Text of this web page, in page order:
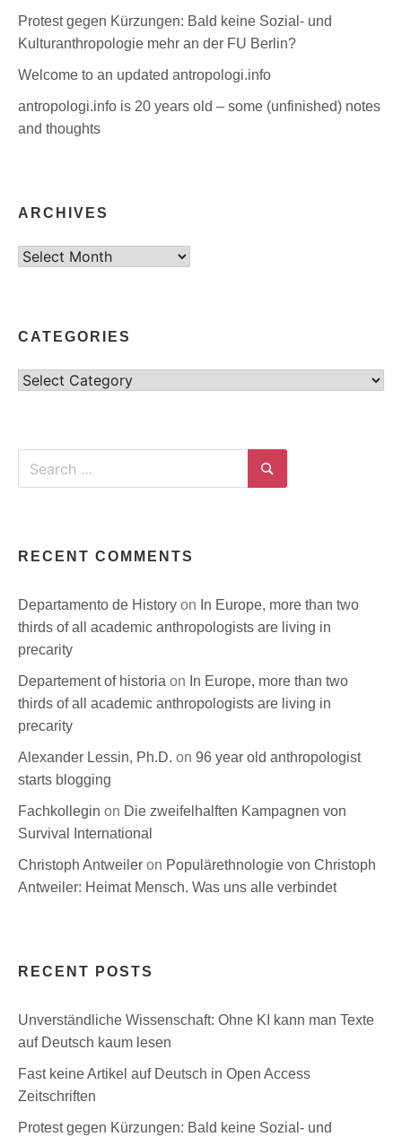
Protest gegen Kürzungen: Bald keine Sozial- und
Kulturanthropologie mehr an der FU Berlin?
Welcome to an updated antropologi.info
antropologi.info is 20 years old – some (unfinished) notes
and thoughts
ARCHIVES
Archives
CATEGORIES
Categories
Search
RECENT COMMENTS
Departamento de History on In Europe, more than two
thirds of all academic anthropologists are living in
precarity
Departement of historia on In Europe, more than two
thirds of all academic anthropologists are living in
precarity
Alexander Lessin, Ph.D. on 96 year old anthropologist
starts blogging
Fachkollegin on Die zweifelhalften Kampagnen von
Survival International
Christoph Antweiler on Populärethnologie von Christoph
Antweiler: Heimat Mensch. Was uns alle verbindet
RECENT POSTS
Unverständliche Wissenschaft: Ohne KI kann man Texte
auf Deutsch kaum lesen
Fast keine Artikel auf Deutsch in Open Access
Zeitschriften
Protest gegen Kürzungen: Bald keine Sozial- und